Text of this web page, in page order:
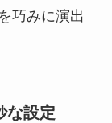
巧みに演出
な設定